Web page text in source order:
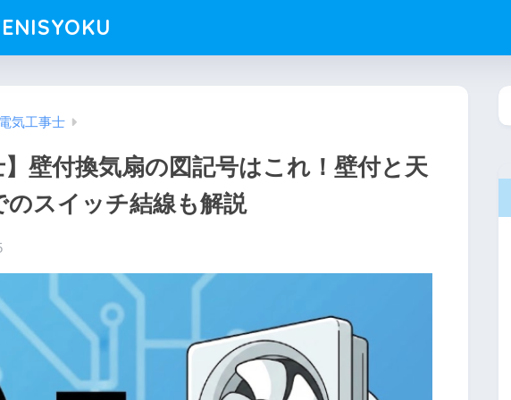
気工事士
】壁付換気扇の図記号はこれ！壁付と天
のスイッチ結線も解説